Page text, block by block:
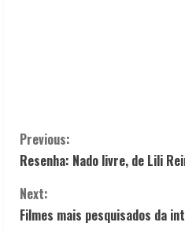
C
o
n
Previous:
Resenha: Nado livre, de Lili
Next:
Filmes mais pesquisados da